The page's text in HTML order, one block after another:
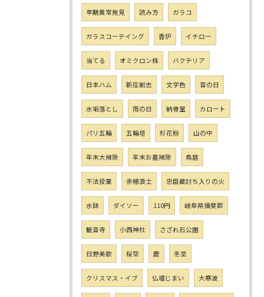
早期異常発見 読み方 ガラコ
ガラスコーテイング 香炉 イチロー
当てる オミクロン株 バクテリア
日本ハム 新庄剛志 文字色 音の日
水垢落とし 雨の日 納骨室 カロート
パリ五輪 五輪塔 杉花粉 山の中
年末大掃除 年末お墓掃除 鳥居
不法投棄 赤穂浪士 忠臣蔵討ち入りの火
水鉢 ダイソー 110円 岐阜県揖斐郡
観音寺 小西神社 さざれ石公園
日野美歌 桜空 鹿 冬至
クリスマス・イブ 仏壇じまい 大寒波